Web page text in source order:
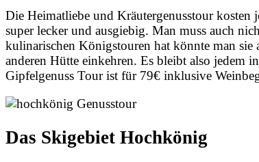
Die Heimatliebe und Kräutergenusstour
super lecker und ausgiebig. Man muss auch
kulinarischen Königstouren hat könnte man sie
anderen Hütte einkehren. Es bleibt also jedem
Gipfelgenuss Tour ist für 79€ inklusive
Das Skigebiet Hochkönig